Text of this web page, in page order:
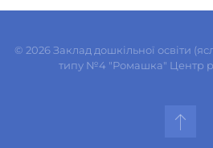
© 2026Заклад дошкільної освіти
типу №4 "Ромашка" Центр